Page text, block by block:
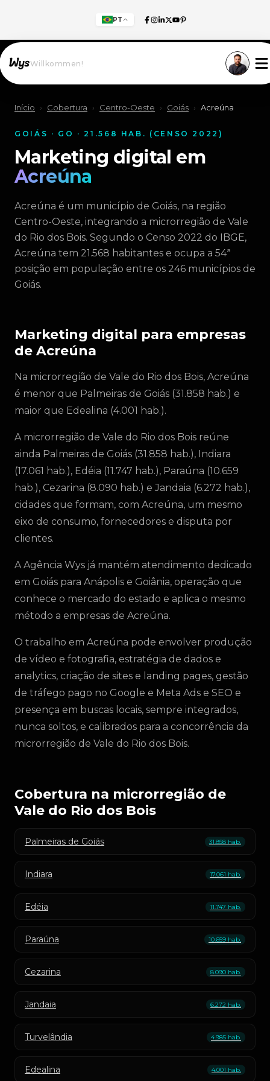
PT
Willkommen!
Início › Cobertura › Centro-Oeste › Goiás › Acreúna
GOIÁS · GO · 21.568 HAB. (CENSO 2022)
Marketing digital em
Acreúna
Acreúna é um município de Goiás, na região
Centro-Oeste, integrando a microrregião de Vale
do Rio dos Bois. Segundo o Censo 2022 do IBGE,
Acreúna tem 21.568 habitantes e ocupa a 54ª
posição em população entre os 246 municípios de
Goiás.
Marketing digital para empresas
de Acreúna
Na microrregião de Vale do Rio dos Bois, Acreúna
é menor que Palmeiras de Goiás (31.858 hab.) e
maior que Edealina (4.001 hab.).
A microrregião de Vale do Rio dos Bois reúne
ainda Palmeiras de Goiás (31.858 hab.), Indiara
(17.061 hab.), Edéia (11.747 hab.), Paraúna (10.659
hab.), Cezarina (8.090 hab.) e Jandaia (6.272 hab.),
cidades que formam, com Acreúna, um mesmo
eixo de consumo, fornecedores e disputa por
clientes.
A Agência Wys já mantém atendimento dedicado
em Goiás para Anápolis e Goiânia, operação que
conhece o mercado do estado e aplica o mesmo
método a empresas de Acreúna.
O trabalho em Acreúna pode envolver produção
de vídeo e fotografia, estratégia de dados e
analytics, criação de sites e landing pages, gestão
de tráfego pago no Google e Meta Ads e SEO e
presença em buscas locais, sempre integrados,
nunca soltos, e calibrados para a concorrência da
microrregião de Vale do Rio dos Bois.
Cobertura na microrregião de
Vale do Rio dos Bois
Palmeiras de Goiás 31.858 hab.
Indiara 17.061 hab.
Edéia 11.747 hab.
Paraúna 10.659 hab.
Cezarina 8.090 hab.
Jandaia 6.272 hab.
Turvelândia 4.985 hab.
Edealina 4.001 hab.